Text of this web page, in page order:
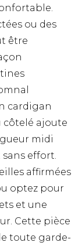
ou des
être
cardigan
côtelé ajoute
midi
effort.
affirmées
optez pour
et une
Cette pièce
toute garde-